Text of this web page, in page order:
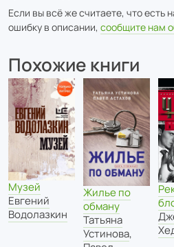
Если вы всё же считаете, что есть
ошибку в описании, сообщите нам
Похожие книги
Музей
Евгений
Водолазкин
Жилье по
обману
Татьяна
Устинова,